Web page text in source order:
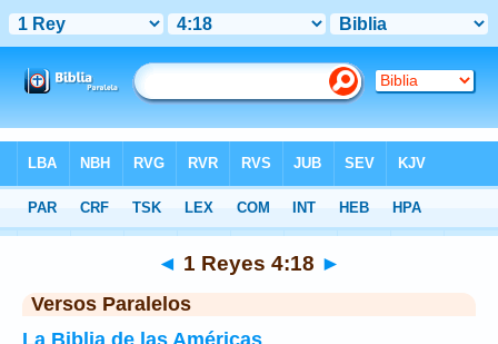
>1 Reyes Capítulo 4 > Verso 18
◄ 1 Reyes 4:18 ►
Versos Paralelos
La Biblia de las Américas